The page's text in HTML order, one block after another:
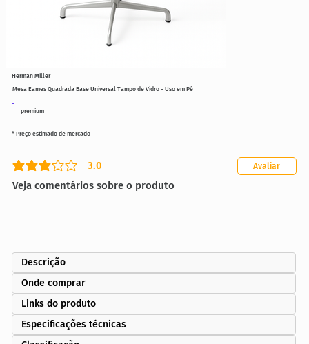
premium
Mesa Eames Quadrada Base Universal Tampo de Vidro - Uso em Pé
3.0
classificação média é 3 de 5
Veja comentários sobre o produto
Avaliar
* Preço estimado de mercado
Herman Miller
Descrição
Onde comprar
Links do produto
Especificações técnicas